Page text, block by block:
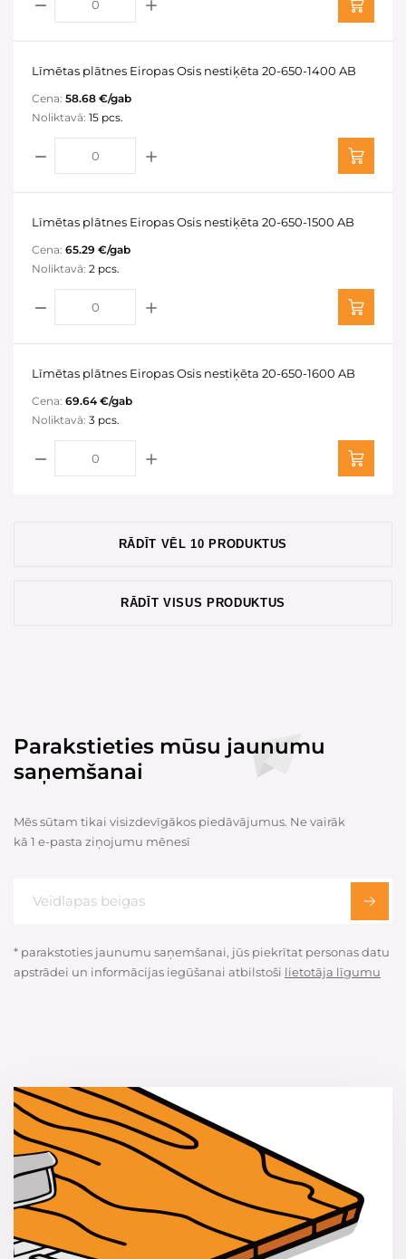
Līmētas plātnes Eiropas Osis nestiķēta 20-650-1400 AB
Cena: 58.68 €/gab
Noliktavā: 15 pcs.
Līmētas plātnes Eiropas Osis nestiķēta 20-650-1500 AB
Cena: 65.29 €/gab
Noliktavā: 2 pcs.
Līmētas plātnes Eiropas Osis nestiķēta 20-650-1600 AB
Cena: 69.64 €/gab
Noliktavā: 3 pcs.
RĀDĪT VĒL 10 PRODUKTUS
RĀDĪT VISUS PRODUKTUS
Parakstieties mūsu jaunumu
saņemšanai
Mēs sūtam tikai visizdevīgākos piedāvājumus. Ne vairāk
kā 1 e-pasta ziņojumu mēnesī
* parakstoties jaunumu saņemšanai, jūs piekrītat personas datu
apstrādei un informācijas iegūšanai atbilstoši lietotāja līgumu